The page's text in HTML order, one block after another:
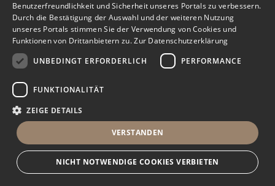
Hohentengen am Hochrhein 1
Baden-Württemberg 100
Göppingen
Baden-Württemberg
Horb am Neckar
Baden-Württemberg 100 Aalen 1
Baden-Württemberg 100
Orsingen-Nenzingen
Benutzerfreundlichkeit und Sicherheit unseres Portals zu verbessern.
Durch die Bestätigung der Auswahl und der weiteren Nutzung
unseres Portals stimmen Sie der Verwendung von Cookies und
Funktionen von Drittanbietern zu.Zur Datenschutzerklärung
UNBEDINGT ERFORDERLICH
PERFORMANCE
FUNKTIONALITÄT
ZEIGE DETAILS
VERSTANDEN
NICHT NOTWENDIGE COOKIES VERBIETEN